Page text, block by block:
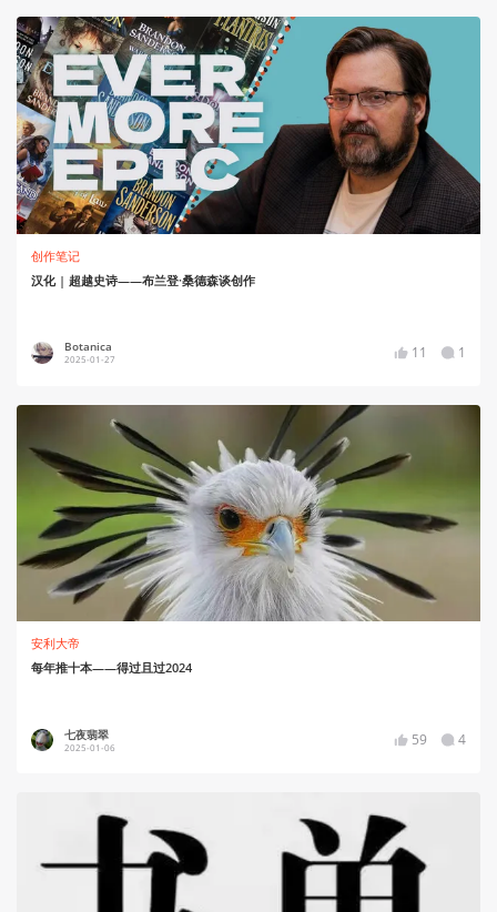
创作笔记
汉化 | 超越史诗——布兰登·桑德森谈创作
Botanica
2025-01-27 11 1
安利大帝
每年推十本——得过且过2024
七夜翡翠
2025-01-06 59 4